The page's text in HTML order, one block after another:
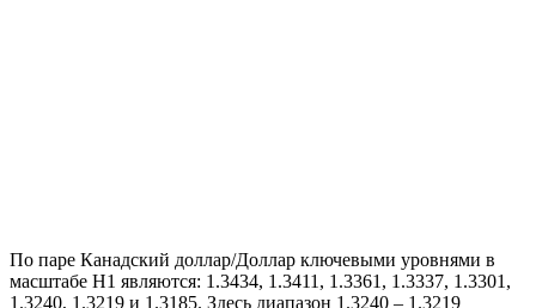
По паре Канадский доллар/Доллар ключевыми уровнями в
масштабе Н1 являются: 1.3434, 1.3411, 1.3361, 1.3337, 1.3301,
1.3240, 1.3219 и 1.3185. Здесь диапазон 1.3240 – 1.3219